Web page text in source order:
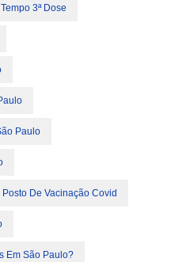
3ª Dose
Paulo
Posto De Vacinação Covid
Em São Paulo?